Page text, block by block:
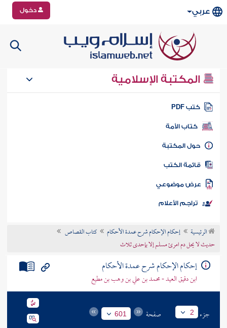
عربي دخول
المكتبة الإسلامية
كتب PDF
كتاب الأمة
المكتبة
الكتب
موضوعي
تراجم الأعلام
الرئيسية إحكام الإحكام شرح عمدة الأحكام
كتاب القصاص
حديث لا يحل دم امرئ مسلم إلا بإحدى ثلاث
إحكام الإحكام شرح عمدة الأحكام
ابن دقيق العيد - محمد بن علي بن وهب بن مطيع
جزء 2 صفحة 601